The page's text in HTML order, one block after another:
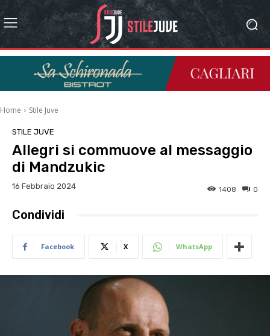
Home Stile Juve
STILE JUVE
Allegri si commuove al messaggio
di Mandzukic
16 Febbraio 2024 0
1408
Condividi
Facebook X WhatsApp